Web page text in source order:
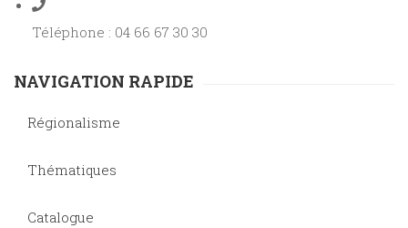
Téléphone : 04 66 67 30 30
NAVIGATION RAPIDE
Régionalisme
Thématiques
Catalogue